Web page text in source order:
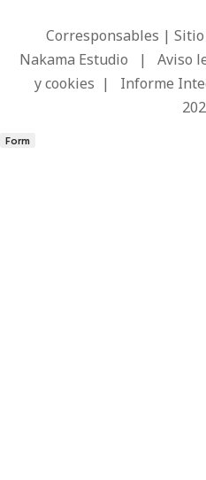
Corresponsables |
Nakama Estudio | Aviso
y cookies | Informe
Form